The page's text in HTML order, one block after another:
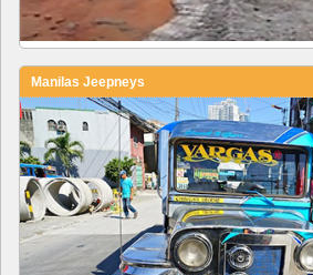
Manilas Jeepneys